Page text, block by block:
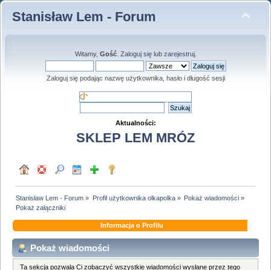
Stanisław Lem - Forum
Witamy, Gość. Zaloguj sięlub zarejestruj.
Zaloguj się podając nazwę użytkownika, hasło i długość sesji
Aktualności:
SKLEP LEM MRÓZ
Stanisław Lem - Forum » Profil użytkownika olkapolka» Pokaż wiadomości»
Pokaż załączniki
Informacja o Profilu
Pokaż wiadomości
Ta sekcja pozwala Ci zobaczyć wszystkie wiadomości wysłane przez tego